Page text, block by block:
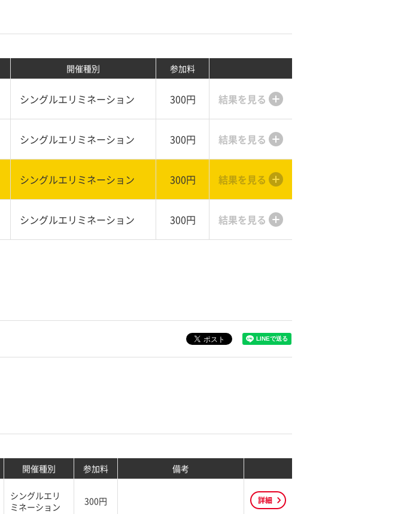
開催種別 参加料
シングルエリミネーション 300円 結果を見る
シングルエリミネーション 300円 結果を見る
シングルエリミネーション 300円 結果を見る
シングルエリミネーション 300円 結果を見る
開催種別 参加料 備考
シングルエリ
ミネーション
300円 詳細